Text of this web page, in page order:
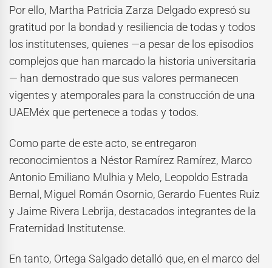
Por ello, Martha Patricia Zarza Delgado expresó su
gratitud por la bondad y resiliencia de todas y todos
los institutenses, quienes —a pesar de los episodios
complejos que han marcado la historia universitaria
— han demostrado que sus valores permanecen
vigentes y atemporales para la construcción de una
UAEMéx que pertenece a todas y todos.
Como parte de este acto, se entregaron
reconocimientos a Néstor Ramírez Ramírez, Marco
Antonio Emiliano Mulhia y Melo, Leopoldo Estrada
Bernal, Miguel Román Osornio, Gerardo Fuentes Ruiz
y Jaime Rivera Lebrija, destacados integrantes de la
Fraternidad Institutense.
En tanto, Ortega Salgado detalló que, en el marco del